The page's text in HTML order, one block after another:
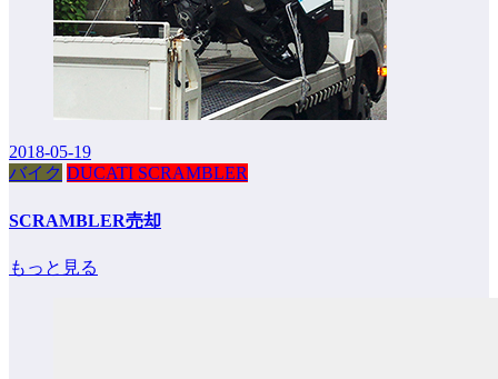
2018-05-19
バイク DUCATI SCRAMBLER
SCRAMBLER売却
もっと見る